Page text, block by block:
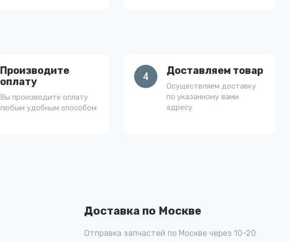
Доставка по Москве
Отправка запчастей по Москве через 10-20
Производите
оплату
Вы производите оплату
любым удобным способом
4 Доставляем товар
Осуществляем доставку
по указанному вами
адресу